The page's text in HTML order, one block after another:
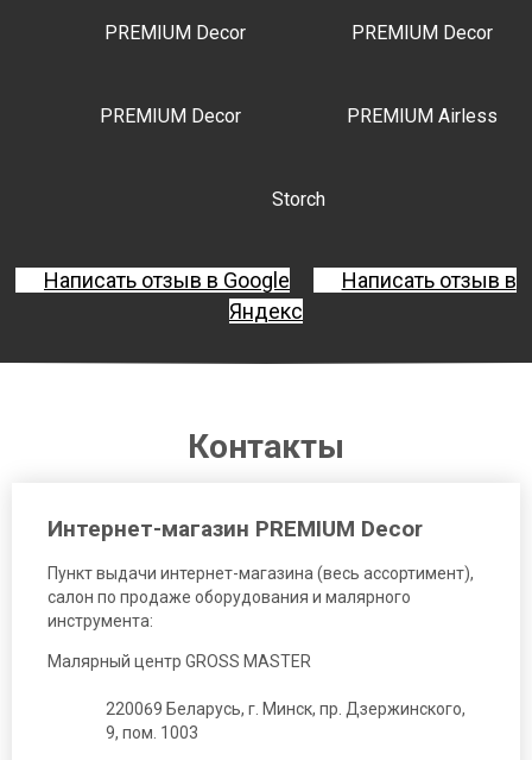
PREMIUM Decor PREMIUM Decor
PREMIUM Decor PREMIUM Airless
Storch
Написать отзыв в Google
Написать отзыв в
Яндекс
Контакты
Интернет-магазин PREMIUM Decor
Пункт выдачи интернет-магазина (весь ассортимент),
салон по продаже оборудования и малярного
инструмента:
Малярный центр GROSS MASTER
220069 Беларусь, г. Минск, пр. Дзержинского,
9, пом. 1003